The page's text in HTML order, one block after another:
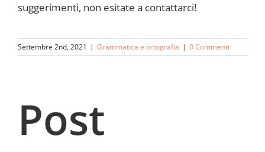
suggerimenti, non esitate a contattarci!
Settembre 2nd, 2021 | Grammatica e ortografia | 0 Commenti
Post